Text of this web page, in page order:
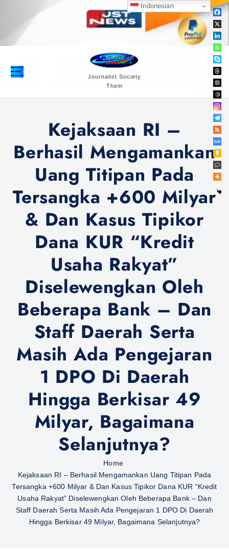
n
Journalist Society
Them
Kejaksaan RI –
Berhasil Mengamankan
Uang Titipan Pada
Tersangka +600 Milyar
& Dan Kasus Tipikor
Dana KUR “Kredit
Usaha Rakyat”
Diselewengkan Oleh
Beberapa Bank – Dan
Staff Daerah Serta
Masih Ada Pengejaran
1 DPO Di Daerah
Hingga Berkisar 49
Milyar, Bagaimana
Selanjutnya?
Home
Kejaksaan RI – Berhasil Mengamankan Uang Titipan Pada
Tersangka +600 Milyar & Dan Kasus Tipikor Dana KUR “Kredit
Usaha Rakyat” Diselewengkan Oleh Beberapa Bank – Dan
Staff Daerah Serta Masih Ada Pengejaran 1 DPO Di Daerah
Hingga Berkisar 49 Milyar, Bagaimana Selanjutnya?
Indonesian